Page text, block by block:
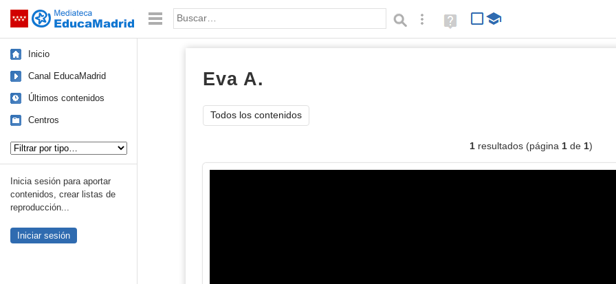
Saltar navegación Palabra o frase: Búsqueda avanzada
Ayuda
(en
Inicio
Canal EducaMadrid
Últimos contenidos
Centros
Inicia sesión para aportar
contenidos, crear listas de
reproducción...
Iniciar sesión
Eva A.
Todos los contenidos
1resultados (página 1de 1)